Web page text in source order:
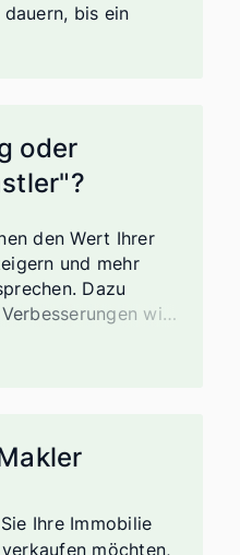
bis ein
oder
den Wert Ihrer
und mehr
Dazu
wie
Bodenbeläge,
Reinigung, Home
In allen Fällen
sprechen, um die
Ihre Immobilie
möchten,